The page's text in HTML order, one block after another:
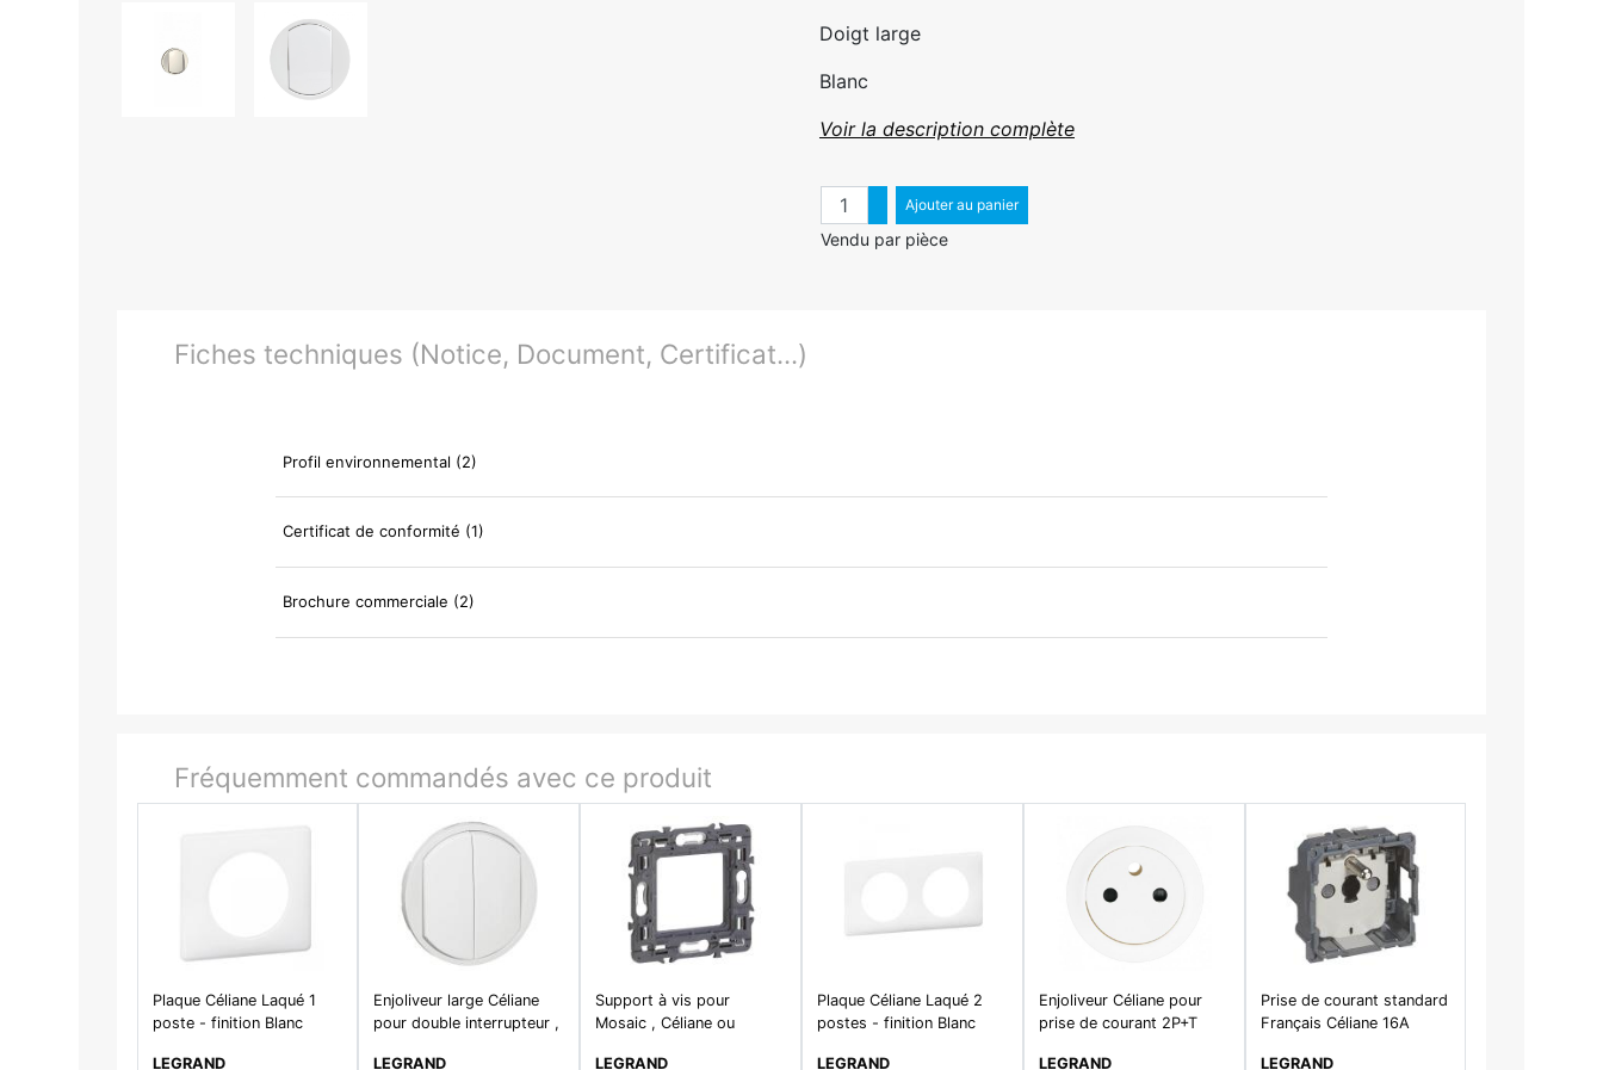
Doigt large
Blanc
Voir la description complète
QuantitéAugmenter quantité
Diminuer quantité
Ajouter au panier
Vendu par pièce
Fiches techniques (Notice, Document, Certificat...)
Profil environnemental (2)
Certificat de conformité (1)
Brochure commerciale (2)
Fréquemment commandés avec ce produit
Plaque Céliane Laqué 1
poste - finition Blanc
LEGRAND
Enjoliveur large Céliane
pour double interrupteur ,
LEGRAND
Support à vis pour
Mosaic , Céliane ou
LEGRAND
Plaque Céliane Laqué 2
postes - finition Blanc
LEGRAND
Enjoliveur Céliane pour
prise de courant 2P+T
LEGRAND
Prise de courant standard
Français Céliane 16A
LEGRAND